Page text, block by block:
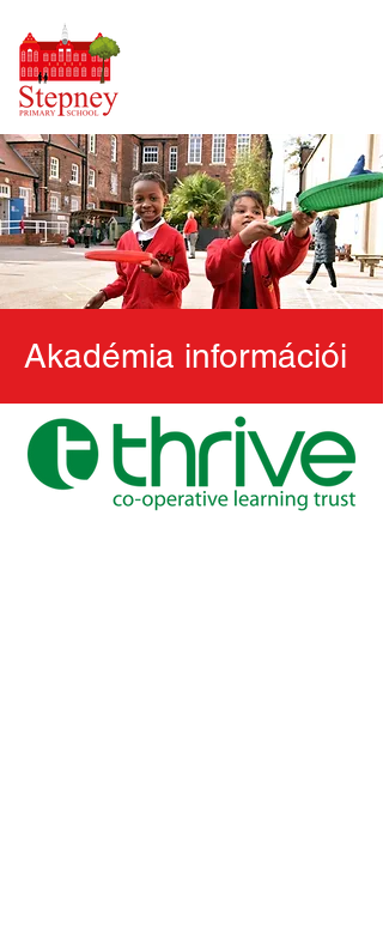
Akadémia információi